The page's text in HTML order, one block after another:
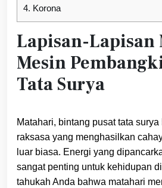
4. Korona
Lapisan-Lapisan
Mesin
Tata Surya
Matahari, bintang pusat tata
raksasa yang menghasilkan
luar biasa. Energi yang
sangat penting untuk kehidupan
tahukah Anda bahwa matahari